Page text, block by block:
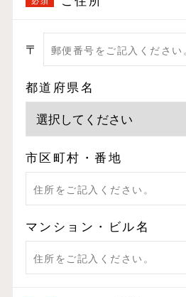
〒
都道府県名
市区町村・番地
マンション・ビル名